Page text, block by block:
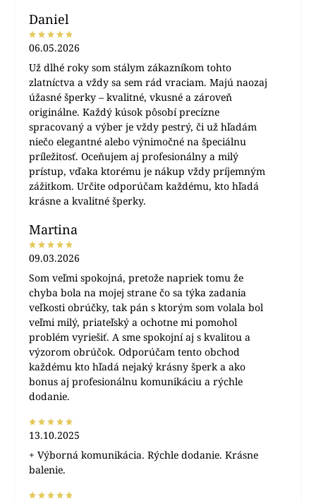
Daniel
06.05.2026
Už dlhé roky som stálym zákazníkom tohto
zlatníctva a vždy sa sem rád vraciam. Majú naozaj
úžasné šperky – kvalitné, vkusné a zároveň
originálne. Každý kúsok pôsobí precízne
spracovaný a výber je vždy pestrý, či už hľadám
niečo elegantné alebo výnimočné na špeciálnu
príležitosť. Oceňujem aj profesionálny a milý
prístup, vďaka ktorému je nákup vždy príjemným
zážitkom. Určite odporúčam každému, kto hľadá
krásne a kvalitné šperky.
Martina
09.03.2026
Som veľmi spokojná, pretože napriek tomu že
chyba bola na mojej strane čo sa týka zadania
veľkosti obrúčky, tak pán s ktorým som volala bol
veľmi milý, priateľský a ochotne mi pomohol
problém vyriešiť. A sme spokojní aj s kvalitou a
výzorom obrúčok. Odporúčam tento obchod
každému kto hľadá nejaký krásny šperk a ako
bonus aj profesionálnu komunikáciu a rýchle
dodanie.
13.10.2025
+ Výborná komunikácia. Rýchle dodanie. Krásne
balenie.